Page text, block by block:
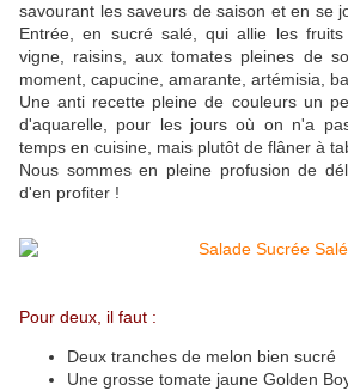
savourant les saveurs de saison et en se
Entrée, en sucré salé, qui allie les
vigne, raisins, aux tomates pleines de
moment, capucine, amarante, artémisia,
Une anti recette pleine de couleurs un
d'aquarelle, pour les jours où on n'a
temps en cuisine, mais plutôt de flâner à
Nous sommes en pleine profusion de
d'en profiter !
Pour deux, il faut :
Deux tranches de melon bien sucré
Une grosse tomate jaune Golden